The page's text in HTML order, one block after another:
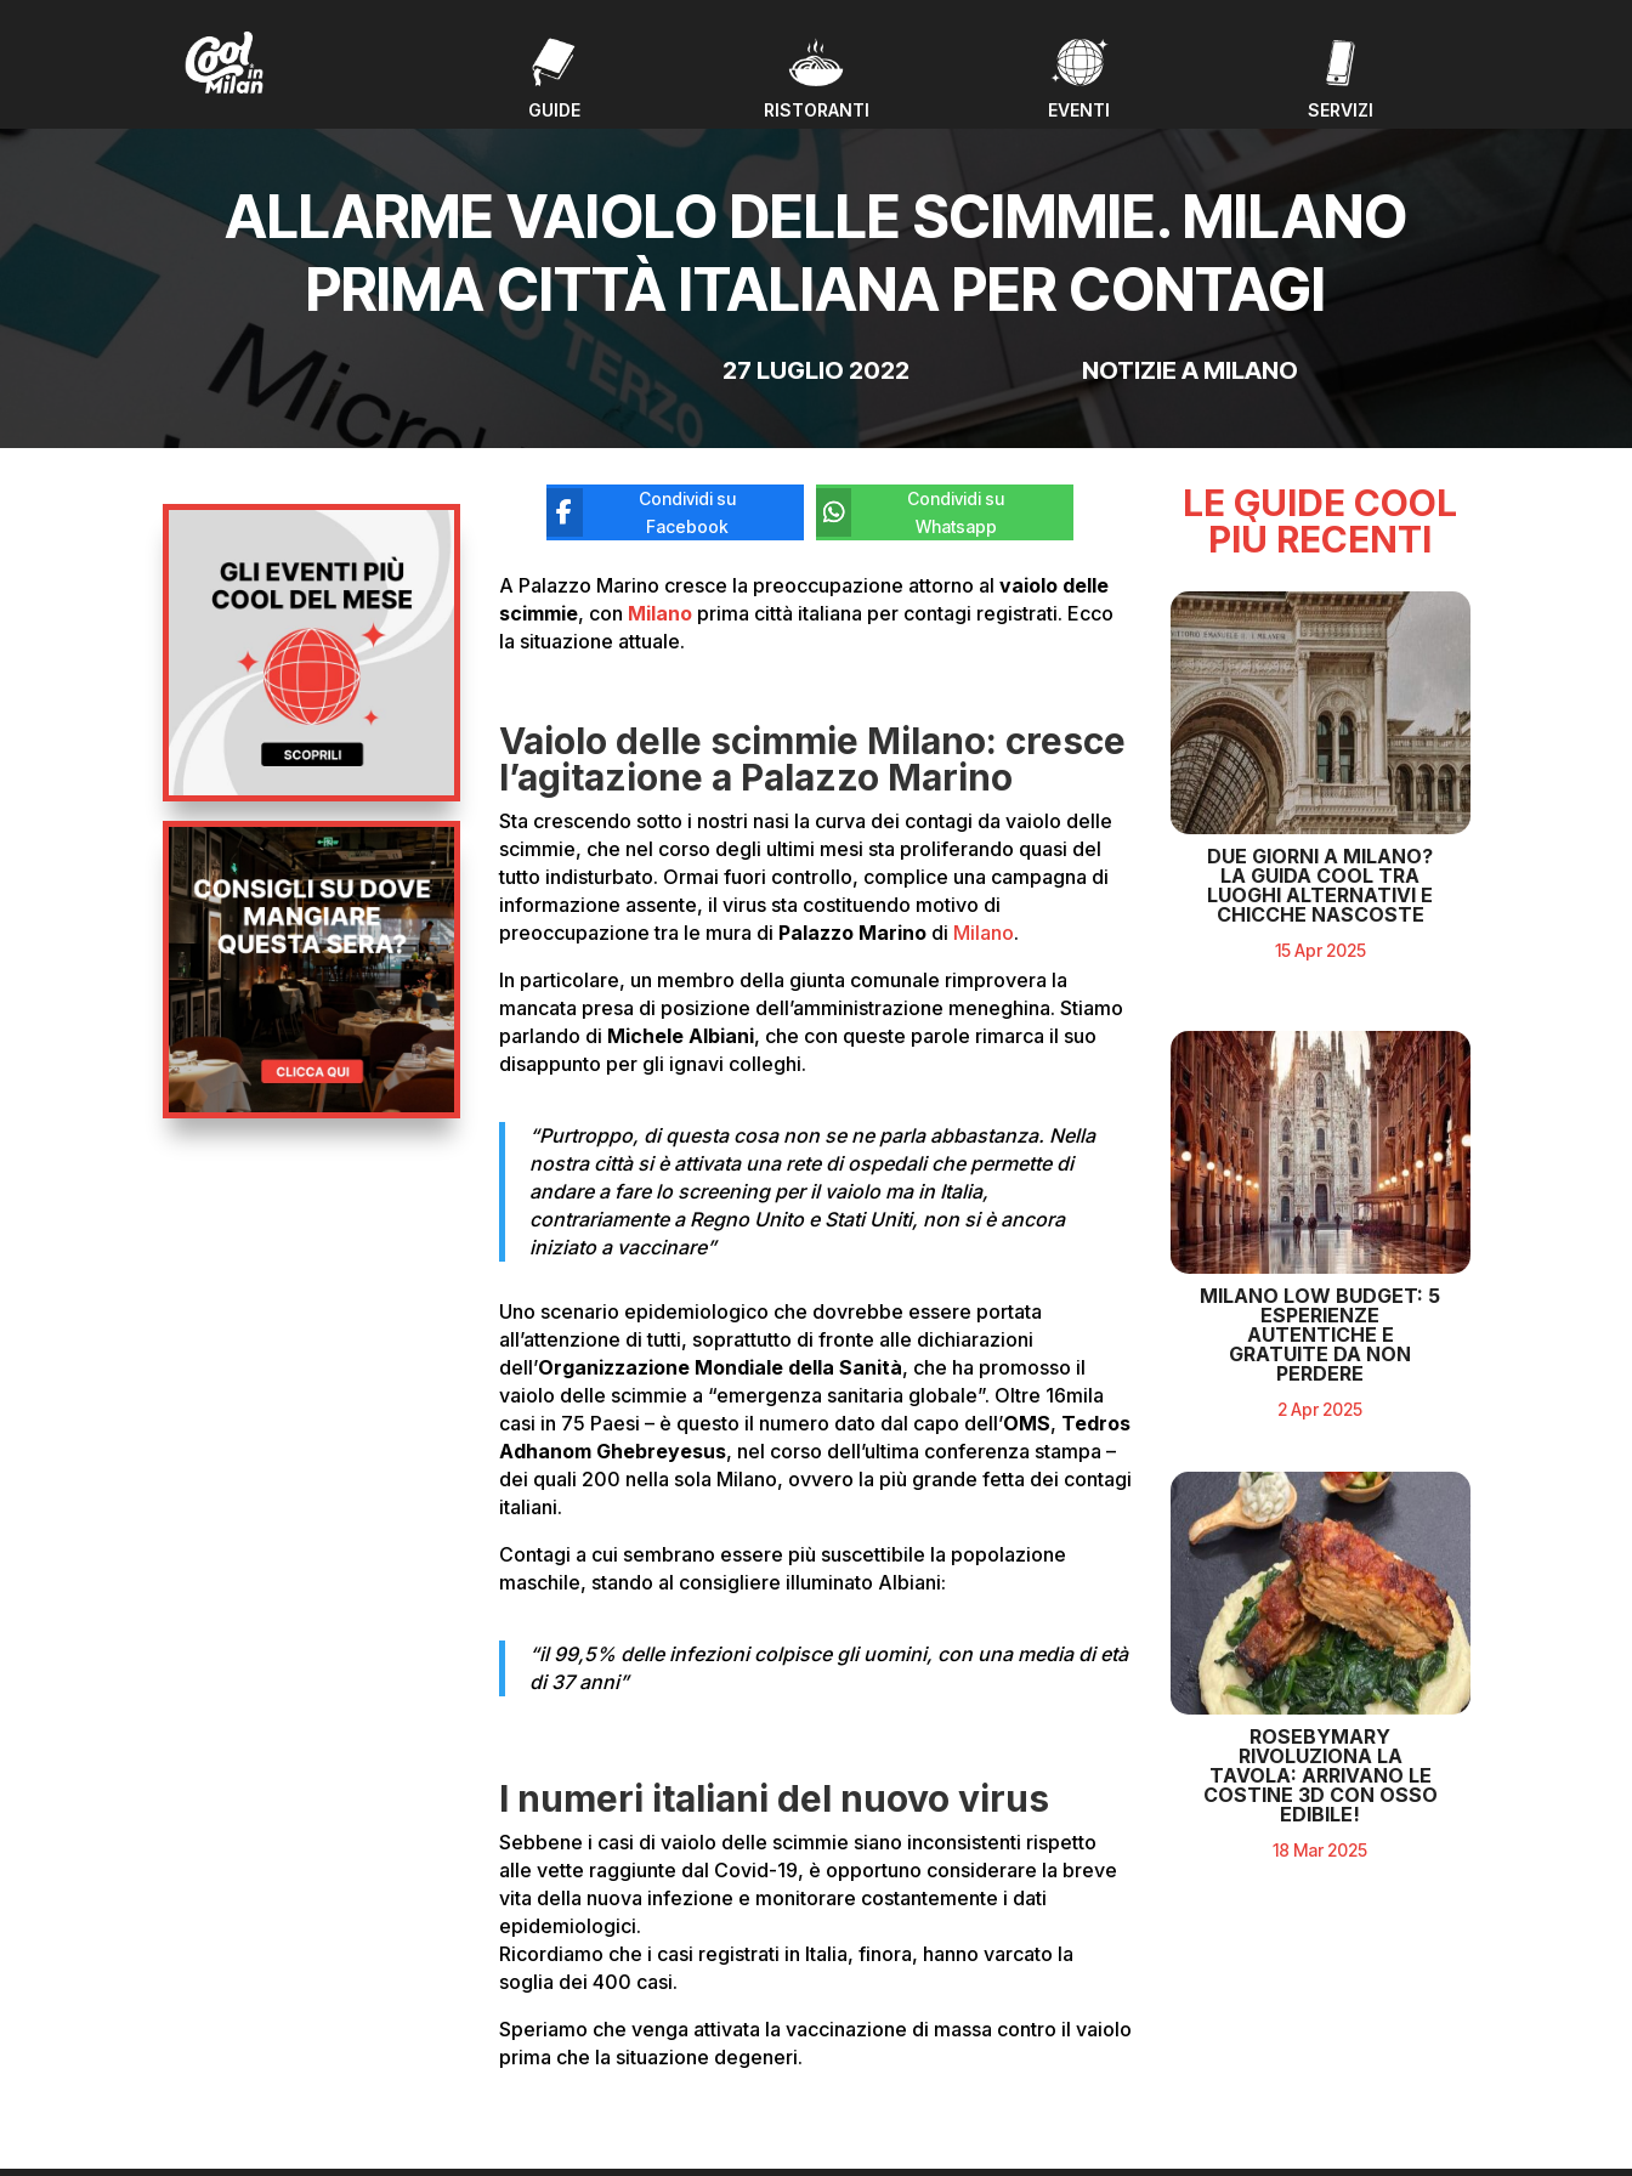
GUIDE RISTORANTI EVENTI SERVIZI
ALLARME VAIOLO DELLE SCIMMIE. MILANO
PRIMA CITTÀ ITALIANA PER CONTAGI
27 LUGLIO 2022 NOTIZIE A MILANO
Condividi su
Facebook
Condividi su
Whatsapp
A Palazzo Marino cresce la preoccupazione attorno alvaiolo delle
scimmie, con Milano prima città italiana per contagi registrati. Ecco
la situazione attuale.
Vaiolo delle scimmie Milano: cresce
l’agitazione a Palazzo Marino
Sta crescendo sotto i nostri nasi la curva dei contagi da vaiolo delle
scimmie, che nel corso degli ultimi mesi sta proliferando quasi del
tutto indisturbato. Ormai fuori controllo, complice una campagna di
informazione assente, il virus sta costituendo motivo di
preoccupazione tra le mura di Palazzo Marino di Milano.
In particolare, un membro della giunta comunale rimprovera la
mancata presa di posizione dell’amministrazione meneghina. Stiamo
parlando di Michele Albiani, che con queste parole rimarca il suo
disappunto per gli ignavi colleghi.
“Purtroppo, di questa cosa non se ne parla abbastanza. Nella
nostra città si è attivata una rete di ospedali che permette di
andare a fare lo screening per il vaiolo ma in Italia,
contrariamente a Regno Unito e Stati Uniti, non si è ancora
iniziato a vaccinare”
Uno scenario epidemiologico che dovrebbe essere portata
all’attenzione di tutti, soprattutto di fronte alle dichiarazioni
dell’Organizzazione Mondiale della Sanità, che ha promosso il
vaiolo delle scimmie a “emergenza sanitaria globale”. Oltre 16mila
casi in 75 Paesi – è questo il numero dato dal capo dell’OMS, Tedros
Adhanom Ghebreyesus, nel corso dell’ultima conferenza stampa –
dei quali 200 nella sola Milano, ovvero la più grande fetta dei contagi
italiani.
Contagi a cui sembrano essere più suscettibile la popolazione
maschile, stando al consigliere illuminato Albiani:
“il 99,5% delle infezioni colpisce gli uomini, con una media di età
di 37 anni”
I numeri italiani del nuovo virus
Sebbene i casi di vaiolo delle scimmie siano inconsistenti rispetto
alle vette raggiunte dal Covid-19, è opportuno considerare la breve
vita della nuova infezione e monitorare costantemente i dati
epidemiologici.
Ricordiamo che i casi registrati in Italia, finora, hanno varcato la
soglia dei 400 casi.
Speriamo che venga attivata la vaccinazione di massa contro il vaiolo
prima che la situazione degeneri.
LE GUIDE COOL
PIÙ RECENTI
DUE GIORNI A MILANO?
LA GUIDA COOL TRA
LUOGHI ALTERNATIVI E
CHICCHE NASCOSTE
15 Apr 2025
MILANO LOW BUDGET: 5
ESPERIENZE
AUTENTICHE E
GRATUITE DA NON
PERDERE
2 Apr 2025
ROSEBYMARY
RIVOLUZIONA LA
TAVOLA: ARRIVANO LE
COSTINE 3D CON OSSO
EDIBILE!
18 Mar 2025